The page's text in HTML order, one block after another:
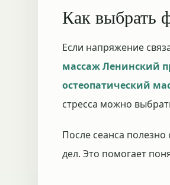
Как выбрать
Если напряжение
массаж Ленинский
остеопатический
стресса можно
После сеанса
дел. Это помогает